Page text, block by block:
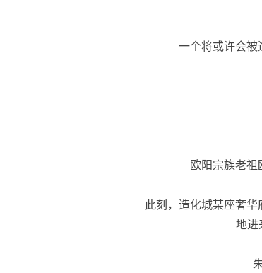
一个将或许会被
欧阳宗族老祖
此刻，造化城某座奢华
地进
朱